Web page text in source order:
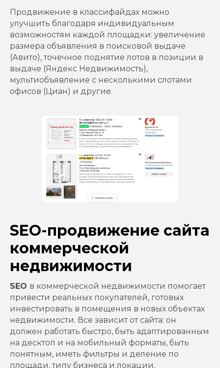
Продвижение в классифайдах можно
улучшить благодаря индивидуальным
возможностям каждой площадки: увеличение
размера объявления в поисковой выдаче
(Авито), точечное поднятие лотов в позиции в
выдаче (Яндекс Недвижимость),
мультиобъявление с несколькими слотами
офисов (Циан) и другие.
SEO-продвижение сайта
коммерческой
недвижимости
SEO в коммерческой недвижимости помогает
привести реальных покупателей, готовых
инвестировать в помещения в новых объектах
недвижимости. Все зависит от сайта: он
должен работать быстро, быть адаптированным
на десктоп и на мобильный форматы, быть
понятным, иметь фильтры и деление по
площади, типу бизнеса и локации.